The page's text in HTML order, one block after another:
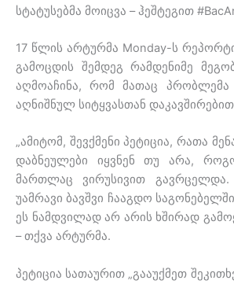
სტატუსებმა მოიცვა – ჰეშტეგით
17 წლის არტურმა Monday-ს
გამოცდის შემდეგ რამდენიმე
აღმოაჩინა, რომ მათაც პრობლემა
აღნიშნულ სიტყვასთან
„ამიტომ, შევქმენი პეტიცია, რათა
დაბნეულები იყვნენ თუ არა,
მართლაც ვირუსივით
უამრავი ბავშვი ჩააგდო საგონებელში
ეს ნამდვილად არ არის ხშირად
– თქვა არტურმა.
პეტიცია სათაურით „გააუქმეთ